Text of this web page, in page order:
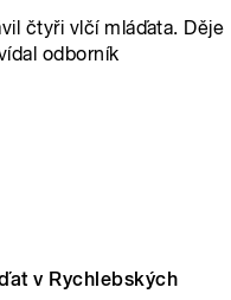
čtyři vlčí mláďata. Děje
odborník
v Rychlebských